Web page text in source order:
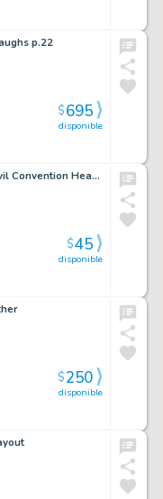
p.22
disponible
$695
Jimmy Palmiotti- Daredevil Convention Head Sketch
disponible
$45
disponible
$250